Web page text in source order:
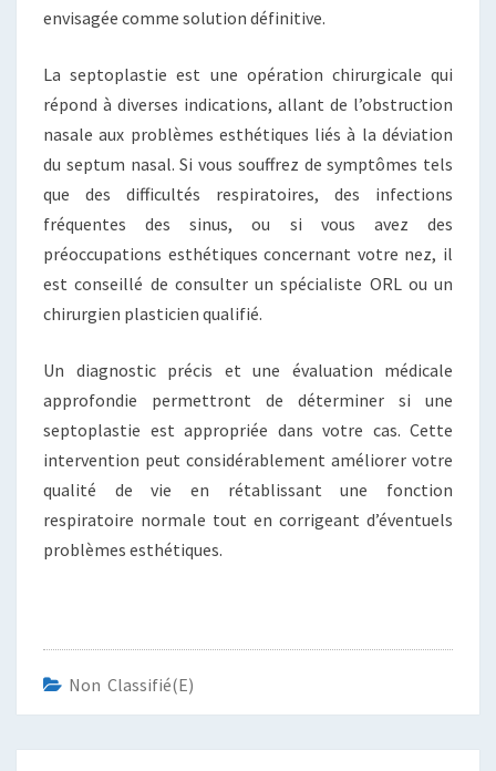
envisagée comme solution définitive.
La septoplastie est une opération chirurgicale qui
répond à diverses indications, allant de l’obstruction
nasale aux problèmes esthétiques liés à la déviation
du septum nasal. Si vous souffrez de symptômes tels
que des difficultés respiratoires, des infections
fréquentes des sinus, ou si vous avez des
préoccupations esthétiques concernant votre nez, il
est conseillé de consulter un spécialiste ORL ou un
chirurgien plasticien qualifié.
Un diagnostic précis et une évaluation médicale
approfondie permettront de déterminer si une
septoplastie est appropriée dans votre cas. Cette
intervention peut considérablement améliorer votre
qualité de vie en rétablissant une fonction
respiratoire normale tout en corrigeant d’éventuels
problèmes esthétiques.
Non Classifié(e)